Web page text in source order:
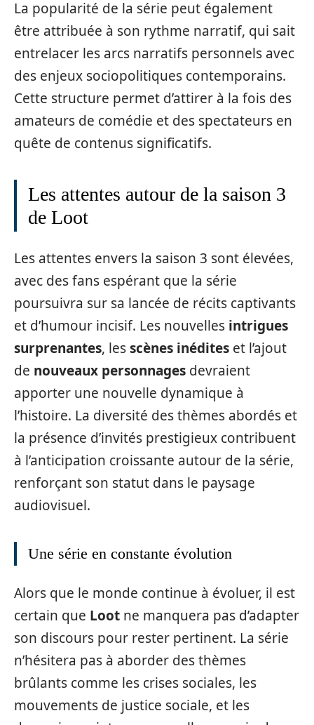
La popularité de la série peut également
être attribuée à son rythme narratif, qui sait
entrelacer les arcs narratifs personnels avec
des enjeux sociopolitiques contemporains.
Cette structure permet d’attirer à la fois des
amateurs de comédie et des spectateurs en
quête de contenus significatifs.
Les attentes autour de la saison 3
de Loot
Les attentes envers la saison 3 sont élevées,
avec des fans espérant que la série
poursuivra sur sa lancée de récits captivants
et d’humour incisif. Les nouvelles intrigues
surprenantes, lesscènes inédites et l’ajout
de nouveaux personnages devraient
apporter une nouvelle dynamique à
l’histoire. La diversité des thèmes abordés et
la présence d’invités prestigieux contribuent
à l’anticipation croissante autour de la série,
renforçant son statut dans le paysage
audiovisuel.
Une série en constante évolution
Alors que le monde continue à évoluer, il est
certain que Loot ne manquera pas d’adapter
son discours pour rester pertinent. La série
n’hésitera pas à aborder des thèmes
brûlants comme les crises sociales, les
mouvements de justice sociale, et les